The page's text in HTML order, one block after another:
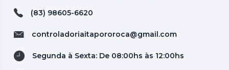
(83) 98605-6620
controladoriaitapororoca@gmail.com
Segunda à Sexta: De 08:00hs às 12:00hs